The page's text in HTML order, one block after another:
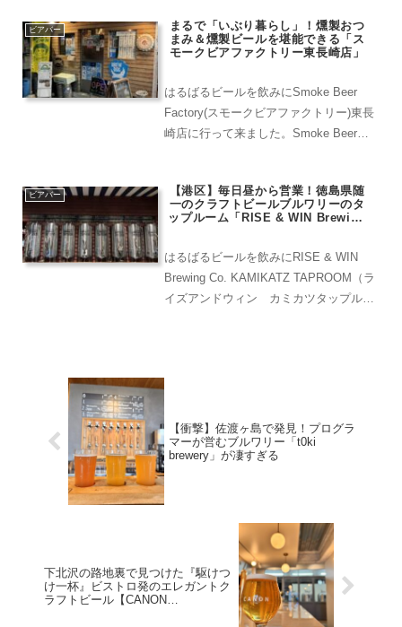
というおかわりすればするほど、グラス
のサイズがあがっていくと...
ビアバー
まるで「いぶり暮らし」！燻製おつ
まみ＆燻製ビールを堪能できる「ス
モークビアファクトリー東長崎店」
はるばるビールを飲みにSmoke Beer
Factory(スモークビアファクトリー)東長
崎店に行って来ました。Smoke Beer
1分。燻製料理そして燻...
ビアバー
【港区】毎日昼から営業！徳島県随
一のクラフトビールブルワリーのタ
ップルーム「RISE & WIN Brewing
ム）」
はるばるビールを飲みにRISE & WIN
Brewing Co. KAMIKATZ TAPROOM（ラ
イズアンドウィン カミカツタップルー
【衝撃】佐渡ヶ島で発見！プログラ
マーが営むブルワリー「t0ki
brewery」が凄すぎる
下北沢の路地裏で見つけた『駆けつ
け一杯』ビストロ発のエレガントク
ラフトビール【CANON